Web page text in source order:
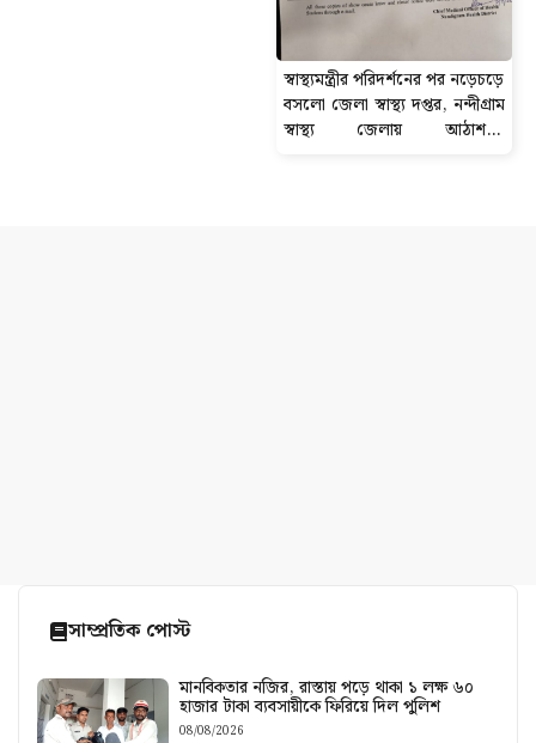
স্বাস্থ্যমন্ত্রীর পরিদর্শনের পর নড়েচড়ে
বসলো জেলা স্বাস্থ্য দপ্তর, নন্দীগ্রাম
স্বাস্থ্য জেলায় আঠাশ-টি
সাম্প্রতিক পোস্ট
মানবিকতার নজির, রাস্তায় পড়ে থাকা ১ লক্ষ ৬০
হাজার টাকা ব্যবসায়ীকে ফিরিয়ে দিল পুলিশ
08/08/2026